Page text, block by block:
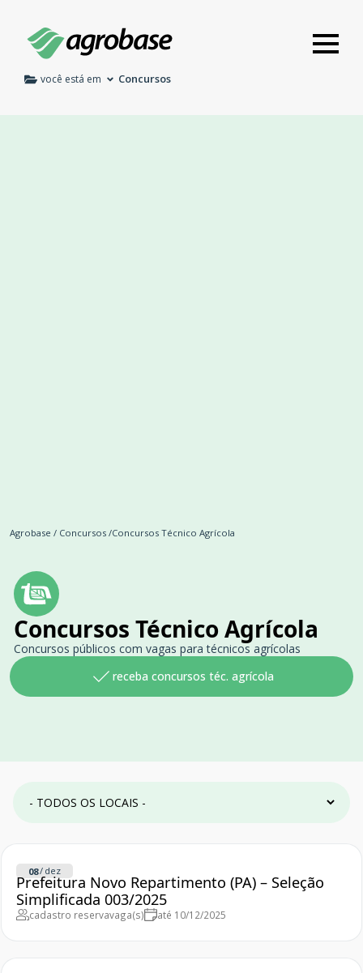
você está em Concursos
Agrobase / Concursos /Concursos Técnico Agrícola
Concursos Técnico Agrícola
Concursos públicos com vagas para técnicos agrícolas
receba concursos téc. agrícola
08/ dez
Prefeitura Novo Repartimento (PA) – Seleção
Simplificada 003/2025
cadastro reservavaga(s) até 10/12/2025